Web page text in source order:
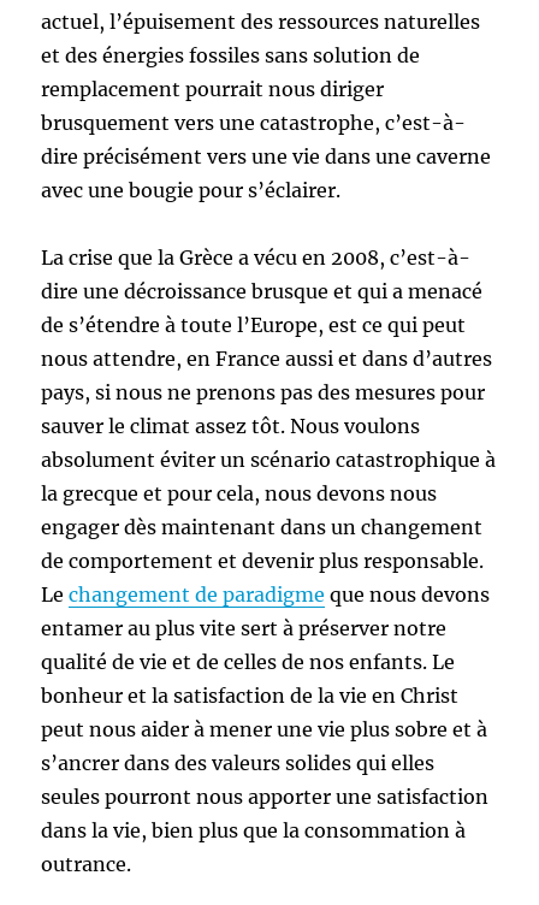
actuel, l’épuisement des ressources naturelles
et des énergies fossiles sans solution de
remplacement pourrait nous diriger
brusquement vers une catastrophe, c’est-à-
dire précisément vers une vie dans une caverne
avec une bougie pour s’éclairer.
La crise que la Grèce a vécu en 2008, c’est-à-
dire une décroissance brusque et qui a menacé
de s’étendre à toute l’Europe, est ce qui peut
nous attendre, en France aussi et dans d’autres
pays, si nous ne prenons pas des mesures pour
sauver le climat assez tôt. Nous voulons
absolument éviter un scénario catastrophique à
la grecque et pour cela, nous devons nous
engager dès maintenant dans un changement
de comportement et devenir plus responsable.
Lechangement de paradigme que nous devons
entamer au plus vite sert à préserver notre
qualité de vie et de celles de nos enfants. Le
bonheur et la satisfaction de la vie en Christ
peut nous aider à mener une vie plus sobre et à
s’ancrer dans des valeurs solides qui elles
seules pourront nous apporter une satisfaction
dans la vie, bien plus que la consommation à
outrance.